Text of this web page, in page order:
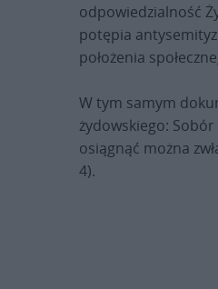
odpowiedzialność
potępia
położenia
W tym samym
żydowskiego:
osiągnąć można
4).